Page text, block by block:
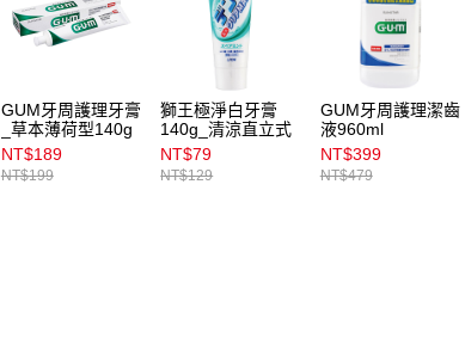
付款後門市自取
GUM牙周護理牙膏
_草本薄荷型140g
NT$189
NT$199
獅王極淨白牙膏
140g_清涼直立式
NT$79
NT$129
GUM牙周護理潔齒
液960ml
NT$399
NT$479